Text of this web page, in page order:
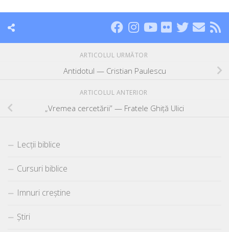
ARTICOLUL URMĂTOR
Antidotul — Cristian Paulescu
ARTICOLUL ANTERIOR
„Vremea cercetării” — Fratele Ghiță Ulici
Lecții biblice
Cursuri biblice
Imnuri creștine
Știri